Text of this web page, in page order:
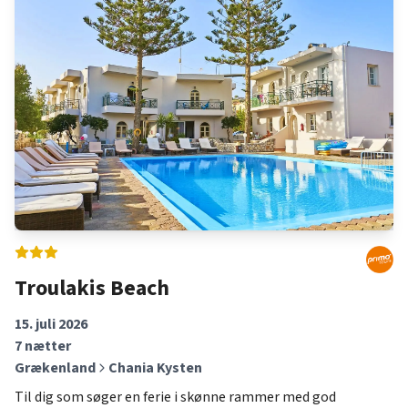
Uanset om du foretrækker at ligge ved poolen, udforske de
lokale seværdigheder eller tage på udflugt i området, er
Alanya – Side – Kemer – Lara (Antalya Lufthavn) et fantastisk
rejsemål med noget for enhver smag. Bestil din ferie hos
Detur og kom afsted til Alanya – Side – Kemer – Lara (Antalya
Lufthavn).
Troulakis Beach
15. juli 2026
7nætter
Grækenland
Chania Kysten
Til dig som søger en ferie i skønne rammer med god